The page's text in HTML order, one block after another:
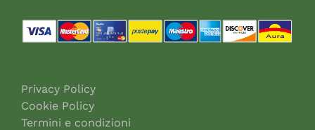
Privacy Policy
Cookie Policy
Termini e condizioni